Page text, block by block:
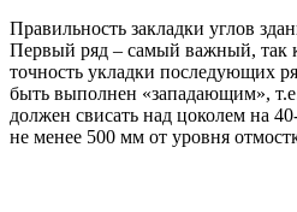
Правильность закладки углов
Первый ряд – самый важный, так
точность укладки последующих
быть выполнен «западающим»,
должен свисать над цоколем на
не менее 500 мм от уровня